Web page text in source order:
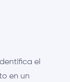
el
en un